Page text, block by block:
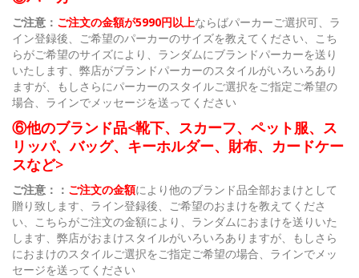
ご注意： ご注文の金額が5990円以上ならばパーカーご選択可、ラ
イン登録後、ご希望のパーカーのサイズを教えてください、こち
らがご希望のサイズにより、ランダムにブランドパーカーを送り
いたします、弊店がブランドパーカーのスタイルがいろいろあり
ますが、もしさらにパーカーのスタイルご選択をご指定ご希望の
場合、ラインでメッセージを送ってください
⑥他のブランド品<靴下、スカーフ、ペット服、ス
リッパ、バッグ、キーホルダー、財布、カードケー
スなど>
ご注意：： ご注文の金額により他のブランド品全部おまけとして
贈り致します、ライン登録後、ご希望のおまけを教えてくださ
い、こちらがご注文の金額により、ランダムにおまけを送りいた
します、弊店がおまけスタイルがいろいろありますが、もしさら
におまけのスタイルご選択をご指定ご希望の場合、ラインでメッ
セージを送ってください